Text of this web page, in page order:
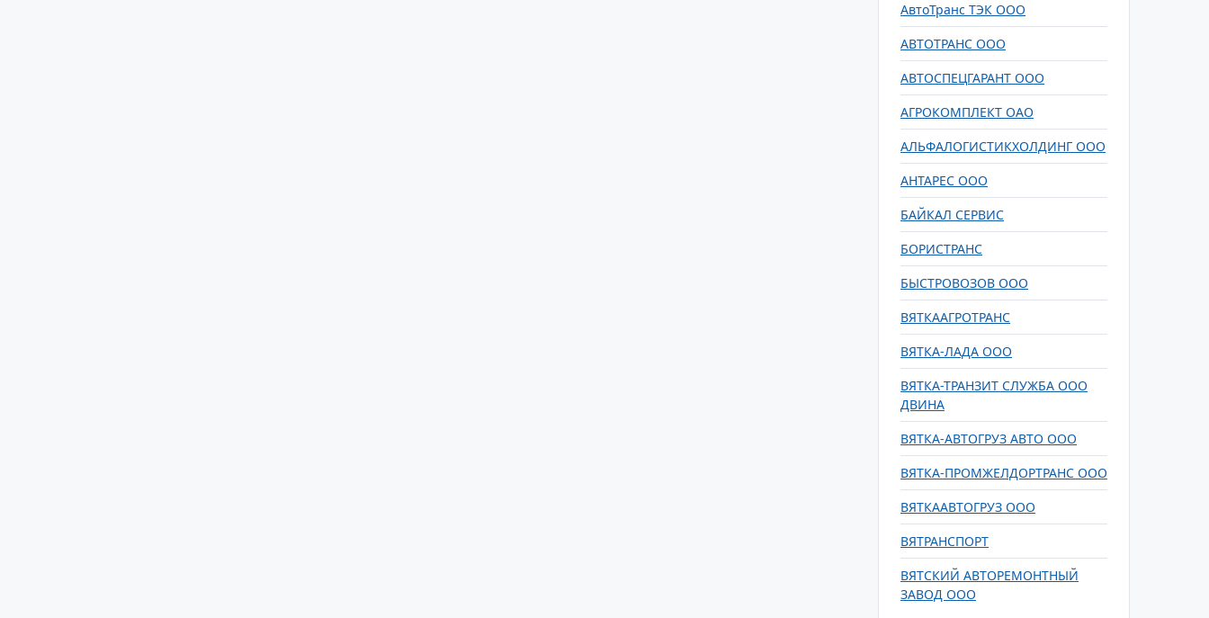
АвтоТранс ТЭК ООО
АВТОТРАНС ООО
АВТОСПЕЦГАРАНТ ООО
АГРОКОМПЛЕКТ ОАО
АЛЬФАЛОГИСТИКХОЛДИНГ ООО
АНТАРЕС ООО
БАЙКАЛ СЕРВИС
БОРИСТРАНС
БЫСТРОВОЗОВ ООО
ВЯТКААГРОТРАНС
ВЯТКА-ЛАДА ООО
ВЯТКА-ТРАНЗИТ СЛУЖБА ООО
ДВИНА
ВЯТКА-АВТОГРУЗ АВТО ООО
ВЯТКА-ПРОМЖЕЛДОРТРАНС ООО
ВЯТКААВТОГРУЗ ООО
ВЯТРАНСПОРТ
ВЯТСКИЙ АВТОРЕМОНТНЫЙ
ЗАВОД ООО